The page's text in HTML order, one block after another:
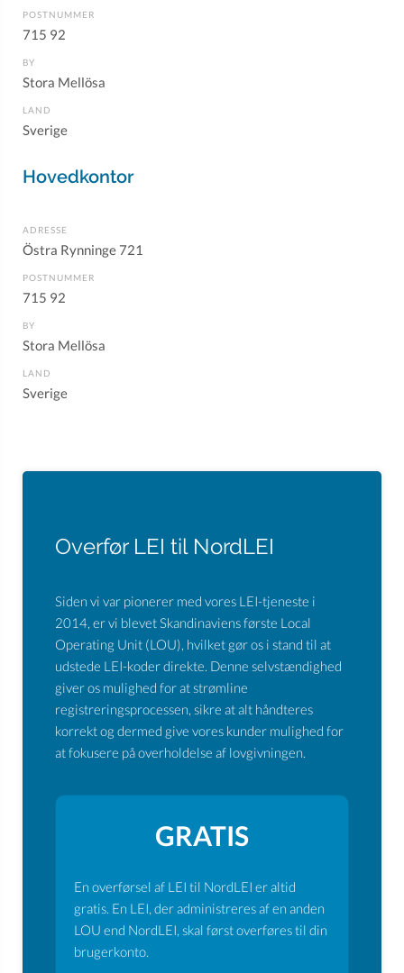
POSTNUMMER
715 92
BY
Stora Mellösa
LAND
Sverige
Hovedkontor
ADRESSE
Östra Rynninge 721
POSTNUMMER
715 92
BY
Stora Mellösa
LAND
Sverige
Overfør LEI til NordLEI
Siden vi var pionerer med vores LEI-tjeneste i
2014, er vi blevet Skandinaviens første Local
Operating Unit (LOU), hvilket gør os i stand til at
udstede LEI-koder direkte. Denne selvstændighed
giver os mulighed for at strømline
registreringsprocessen, sikre at alt håndteres
korrekt og dermed give vores kunder mulighed for
at fokusere på overholdelse af lovgivningen.
GRATIS
En overførsel af LEI til NordLEI er altid
gratis. En LEI, der administreres af en anden
LOU end NordLEI, skal først overføres til din
brugerkonto.